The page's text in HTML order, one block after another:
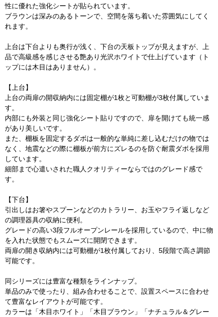
性に優れた強化シートが貼られています。
ブラウンは深みのあるトーンで、空間を落ち着いた雰囲気にしてく
れます。
上台は下台よりも奥行が浅く、下台の天板トップが見えますが、上
品で高級感を感じさせる艶あり光沢ホワイトで仕上げています（ト
ップには木目はありません）。
【上台】
上台の両扉の開収納内には固定棚が1枚と可動棚が3枚付属していま
す。
内部にも外装と同じ強化シート貼りですので、扉を開けても統一感
があり美しいです。
また、棚板を固定するダボは一般的な単純に差し込むだけの物では
なく、地震などの際に棚板が前方にズレるのを防ぐ耐震ダボを採用
しています。
細部まで心遣いされた職人クオリティーならではのグレード感で
す。
【下台】
引出しはお箸やスプーンなどのカトラリー、お玉やフライ返しなど
の調理器具の収納に便利。
グレードの高い3段フルオープンレールを採用しているので、中に物
を入れた状態でもスムーズに開閉できます。
両扉の開き収納内には可動棚が1枚付属しており、5段階で高さ調節
可能です。
同シリーズには豊富な種類をラインナップ。
単品のみで使ったり、組み合わせることで、設置スペースに合わせ
て豊富なレイアウトが可能です。
カラーは「木目ホワイト」「木目ブラウン」「ナチュラル＆グレー